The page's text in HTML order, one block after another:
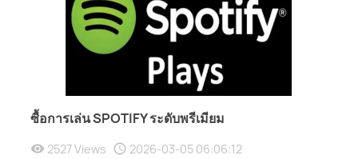
ซื้อการเล่น SPOTIFY ระดับพรีเมียม
2527 Views 2026-03-05 06:06:12